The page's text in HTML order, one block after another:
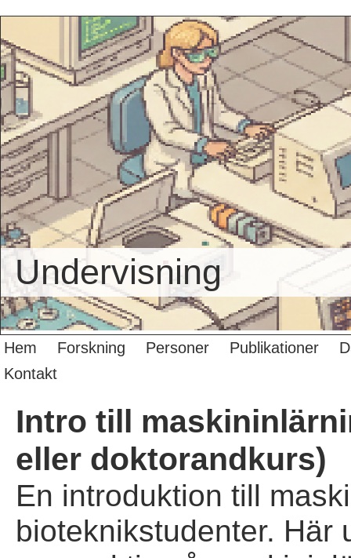
Undervisning
Hem Forskning Personer Publikationer
Kontakt
Intro till
eller doktorandkurs)
En introduktion till
bioteknikstudenter. Här